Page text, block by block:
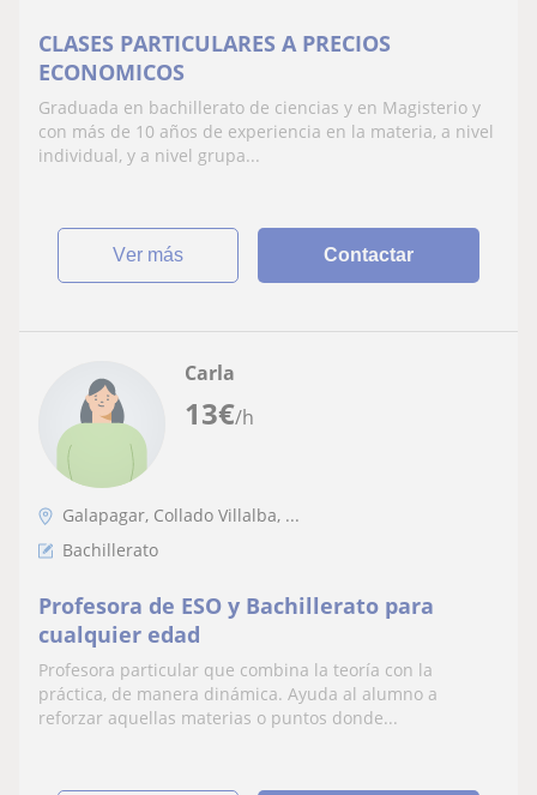
CLASES PARTICULARES A PRECIOS
ECONOMICOS
Graduada en bachillerato de ciencias y en Magisterio y
con más de 10 años de experiencia en la materia, a nivel
individual, y a nivel grupa...
ver más Contactar
13€/h
Carla
Galapagar, Collado Villalba, ...
Bachillerato
Profesora de ESO y Bachillerato para
cualquier edad
Profesora particular que combina la teoría con la
práctica, de manera dinámica. Ayuda al alumno a
reforzar aquellas materias o puntos donde...